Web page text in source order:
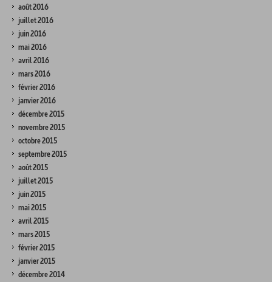
août 2016
juillet 2016
juin 2016
mai 2016
avril 2016
mars 2016
février 2016
janvier 2016
décembre 2015
novembre 2015
octobre 2015
septembre 2015
août 2015
juillet 2015
juin 2015
mai 2015
avril 2015
mars 2015
février 2015
janvier 2015
décembre 2014